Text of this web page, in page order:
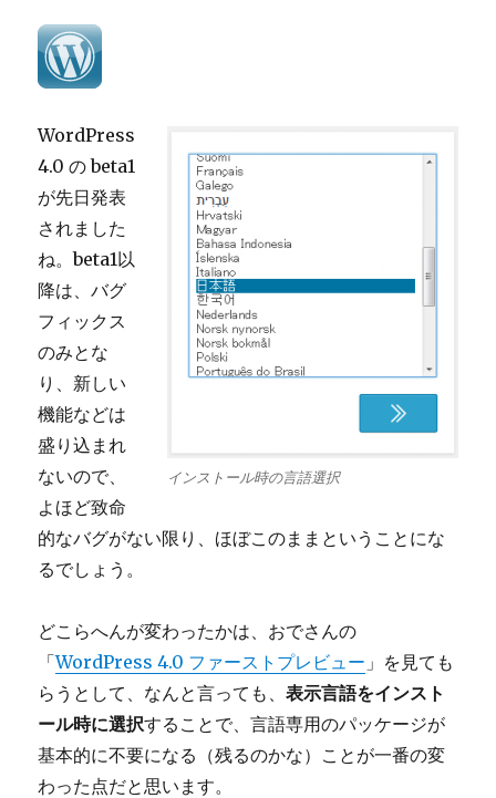
インストール時の言語選択
WordPress
4.0 の beta1
が先日発表
されました
ね。beta1以
降は、バグ
フィックス
のみとな
り、新しい
機能などは
盛り込まれ
ないので、
よほど致命
的なバグがない限り、ほぼこのままということにな
るでしょう。
どこらへんが変わったかは、おでさんの
「WordPress 4.0 ファーストプレビュー 」を見ても
らうとして、なんと言っても、表示言語をインスト
ール時に選択することで、言語専用のパッケージが
基本的に不要になる（残るのかな）ことが一番の変
わった点だと思います。